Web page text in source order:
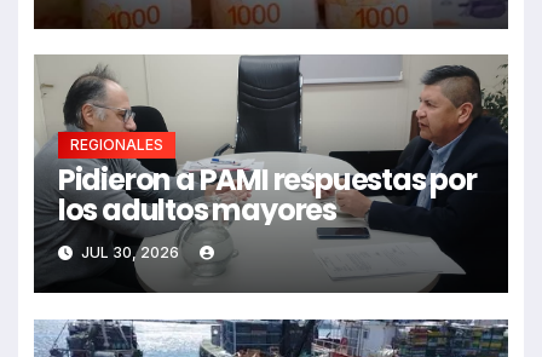
REGIONALES
Pidieron a PAMI respuestas por
los adultos mayores
JUL 30, 2026